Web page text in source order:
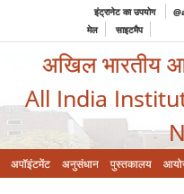
इंट्रानेट का उपयोग
मेल
साइटमैप
अखिल भारतीय
All India
अपॉइंटमेंट अनुसंधान पुस्तकालय